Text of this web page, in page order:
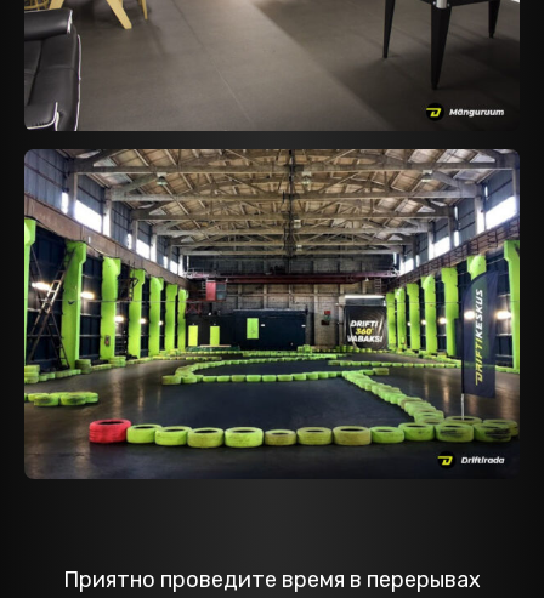
Приятно проведите время в перерывах